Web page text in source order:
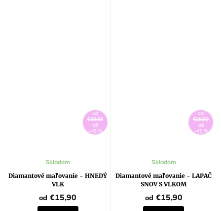
od
€28,80
až
–45 %
Diamantové maľovanie - HNEDÝ
VLK
Skladom
od €15,90
od
€28,80
až
–45 %
Diamantové maľovanie - LAPAČ
SNOV S VLKOM
Skladom
od €15,90